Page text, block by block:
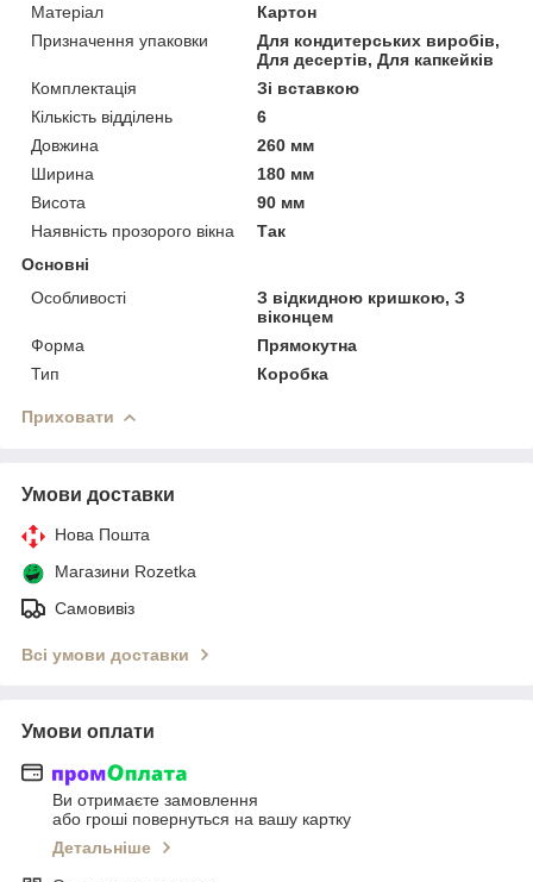
Матеріал
Картон
Призначення упаковки
Для кондитерських виробів,
Для десертів, Для капкейків
Комплектація
Зі вставкою
Кількість відділень
6
Довжина
260 мм
Ширина
180 мм
Висота
90 мм
Наявність прозорого вікна
Так
Основні
Особливості
З відкидною кришкою, З
віконцем
Форма
Прямокутна
Тип
Коробка
Приховати
Умови доставки
Нова Пошта
Магазини Rozetka
Самовивіз
Всі умови доставки
Умови оплати
Ви отримаєте замовлення
або гроші повернуться на вашу картку
Детальніше